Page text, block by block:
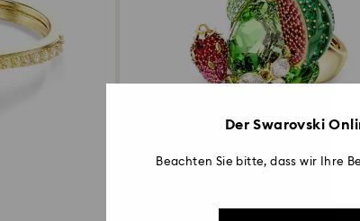
Der Swarovski
Beachten Sie bitte, dass wir Ihre